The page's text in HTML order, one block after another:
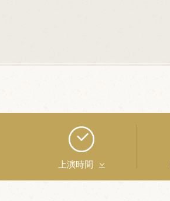
上演時間